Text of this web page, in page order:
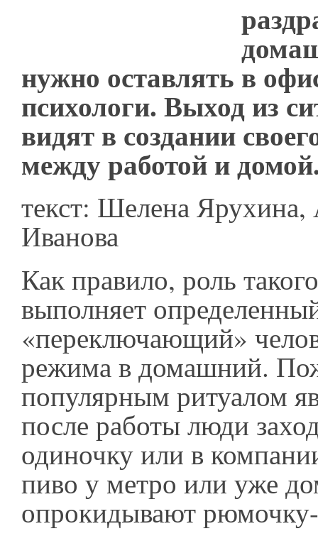
нужно оставлять в
психологи. Выход из
видят в создании
между работой и
текст: Шелена Ярухина,
Иванова
Как правило, роль
выполняет
«переключающий»
режима в домашний.
популярным ритуалом
после работы люди
одиночку или в
пиво у метро или уже
опрокидывают